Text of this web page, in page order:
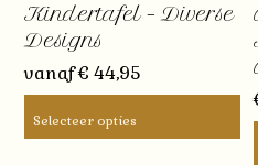
Kindertafel – Diverse
Designs
vanaf€ 44,95
Selecteer opties